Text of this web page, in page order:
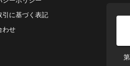
引に基づく表記
わせ